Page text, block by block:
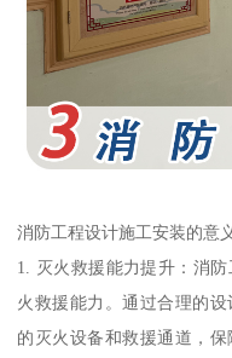
消防工程设计施工安装的意
1. 灭火救援能力提升：消
火救援能力。通过合理的
的灭火设备和救援通道，